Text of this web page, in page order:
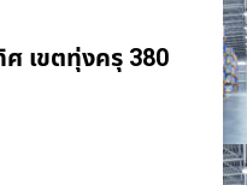
ศ เขตทุ่งครุ 380